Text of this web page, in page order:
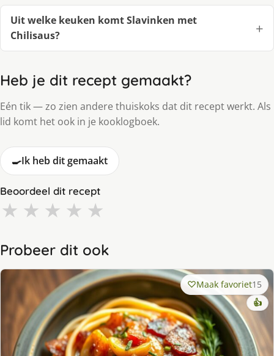
Uit welke keuken komt Slavinken met
Chilisaus?
Heb je dit recept gemaakt?
Eén tik — zo zien andere thuiskoks dat dit recept werkt. Als
lid komt het ook in je kooklogboek.
🍳Ik heb dit gemaakt
Beoordeel dit recept
★ ★ ★ ★ ★
Probeer dit ook
Maak favoriet15
👍